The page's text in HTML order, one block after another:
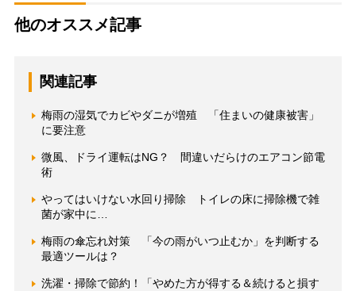
他のオススメ記事
関連記事
梅雨の湿気でカビやダニが増殖 「住まいの健康被害」
に要注意
微風、ドライ運転はNG？ 間違いだらけのエアコン節電
術
やってはいけない水回り掃除 トイレの床に掃除機で雑
菌が家中に…
梅雨の傘忘れ対策 「今の雨がいつ止むか」を判断する
最適ツールは？
洗濯・掃除で節約！「やめた方が得する＆続けると損す